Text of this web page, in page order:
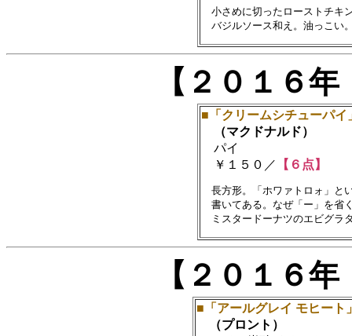
小さめに切ったローストチキ
【２０１６
■「クリームシチューパイ
（マクドナルド）
パイ
￥１５０／
【６点】
長方形。「ホワァトロォ」と
書いてある。なぜ「ー」を省
【２０１６
■「アールグレイ モヒート
（プロント）